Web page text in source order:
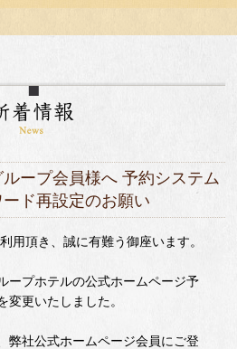
ループ会員様へ 予約システム
ド再設定のお願い
用頂き、誠に有難う御座います。
ープホテルの公式ホームページ予
変更いたしました。
弊社公式ホームページ会員にご登